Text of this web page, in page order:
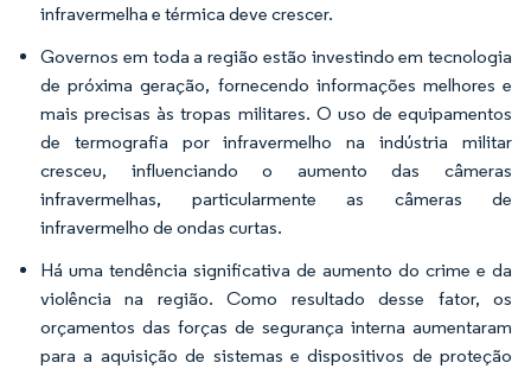
infravermelha e térmica deve crescer.
Governos em toda a região estão investindo em tecnologia
de próxima geração, fornecendo informações melhores e
mais precisas às tropas militares. O uso de equipamentos
de termografia por infravermelho na indústria militar
cresceu, influenciando o aumento das câmeras
infravermelhas, particularmente as câmeras de
infravermelho de ondas curtas.
Há uma tendência significativa de aumento do crime e da
violência na região. Como resultado desse fator, os
orçamentos das forças de segurança interna aumentaram
para a aquisição de sistemas e dispositivos de proteção